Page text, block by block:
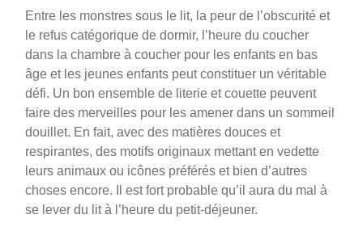
Entre les monstres sous le lit, la peur de l’obscurité et
le refus catégorique de dormir, l’heure du coucher
dans la chambre à coucher pour les enfants en bas
âge et les jeunes enfants peut constituer un véritable
défi. Un bon ensemble de literie et couette peuvent
faire des merveilles pour les amener dans un sommeil
douillet. En fait, avec des matières douces et
respirantes, des motifs originaux mettant en vedette
leurs animaux ou icônes préférés et bien d’autres
choses encore. Il est fort probable qu’il aura du mal à
se lever du lit à l’heure du petit-déjeuner.